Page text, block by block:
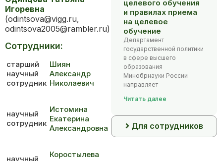
Игоревна
(odintsova@vigg.ru,
odintsova2005@rambler.ru)
Сотрудники:
старший
научный
сотрудник
Шиян
Александр
Николаевич
научный
сотрудник
Истомина
Екатерина
Александровна
научный
Коростылева
целевого обучения
и правилах приема
на целевое
обучение
Департамент
государственной политики
в сфере высшего
образования
Минобрнауки России
направляет
Читать далее
Для сотрудников